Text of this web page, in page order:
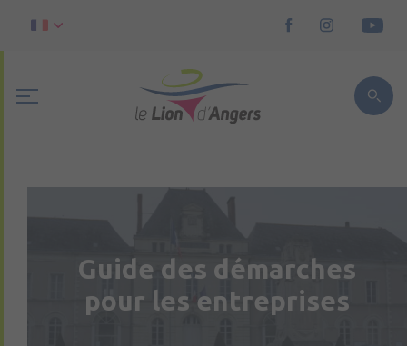
Guide des démarches
pour les entreprises